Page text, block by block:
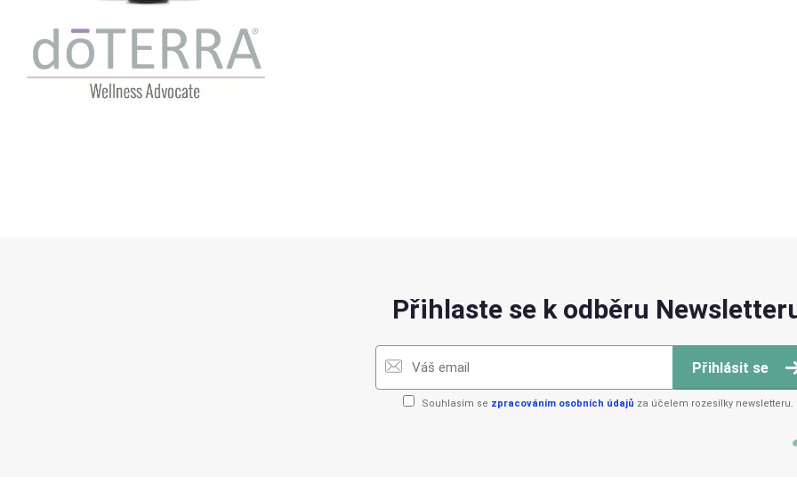
Přihlaste se k odběru
Přihlásit se
Souhlasím se zpracováním osobních údajů za účelem rozesílky newsletteru.